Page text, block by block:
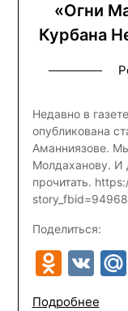
«Огни
Курбана
Недавно в
опубликована
Аманниязове.
Молдаханову. И
прочитать.
Поделиться:
VK
Подробнее